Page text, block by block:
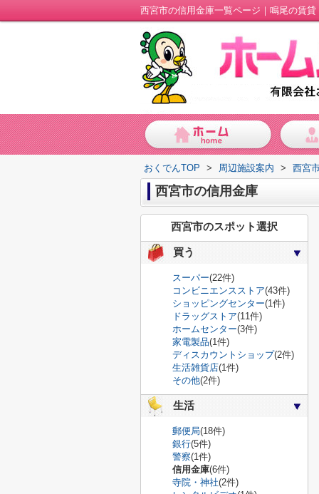
西宮市の信用金庫一覧ページ｜鳴尾の賃貸
おくでんTOP > 周辺施設案内 > 西宮
西宮市の信用金庫
西宮市のスポット選択
買う
スーパー(22件)
コンビニエンスストア(43件)
ショッピングセンター(1件)
ドラッグストア(11件)
ホームセンター(3件)
家電製品(1件)
ディスカウントショップ(2件)
生活雑貨店(1件)
その他(2件)
生活
郵便局(18件)
銀行(5件)
警察(1件)
信用金庫(6件)
寺院・神社(2件)